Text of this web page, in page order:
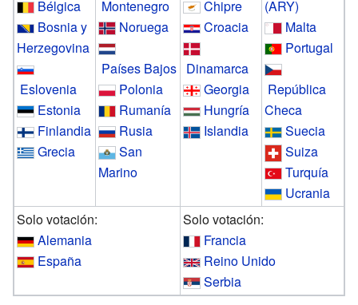
Bélgica
Bosnia y
Herzegovina
Eslovenia
Estonia
Finlandia
Grecia
Montenegro
Noruega
Países Bajos
Polonia
Rumanía
Rusia
San
Marino
Chipre
Croacia
Dinamarca
Georgia
Hungría
Islandia
(ARY)
Malta
Portugal
República
Checa
Suecia
Suiza
Turquía
Ucrania
Solo votación:
Alemania
España
Solo votación:
Francia
Reino Unido
Serbia